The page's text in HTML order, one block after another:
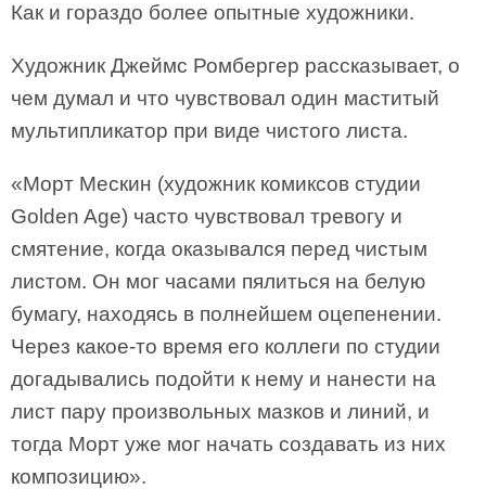
Как и гораздо более опытные художники.
Художник Джеймс Ромбергер рассказывает, о
чем думал и что чувствовал один маститый
мультипликатор при виде чистого листа.
«Морт Мескин (художник комиксов студии
Golden Age) часто чувствовал тревогу и
смятение, когда оказывался перед чистым
листом. Он мог часами пялиться на белую
бумагу, находясь в полнейшем оцепенении.
Через какое-то время его коллеги по студии
догадывались подойти к нему и нанести на
лист пару произвольных мазков и линий, и
тогда Морт уже мог начать создавать из них
композицию».